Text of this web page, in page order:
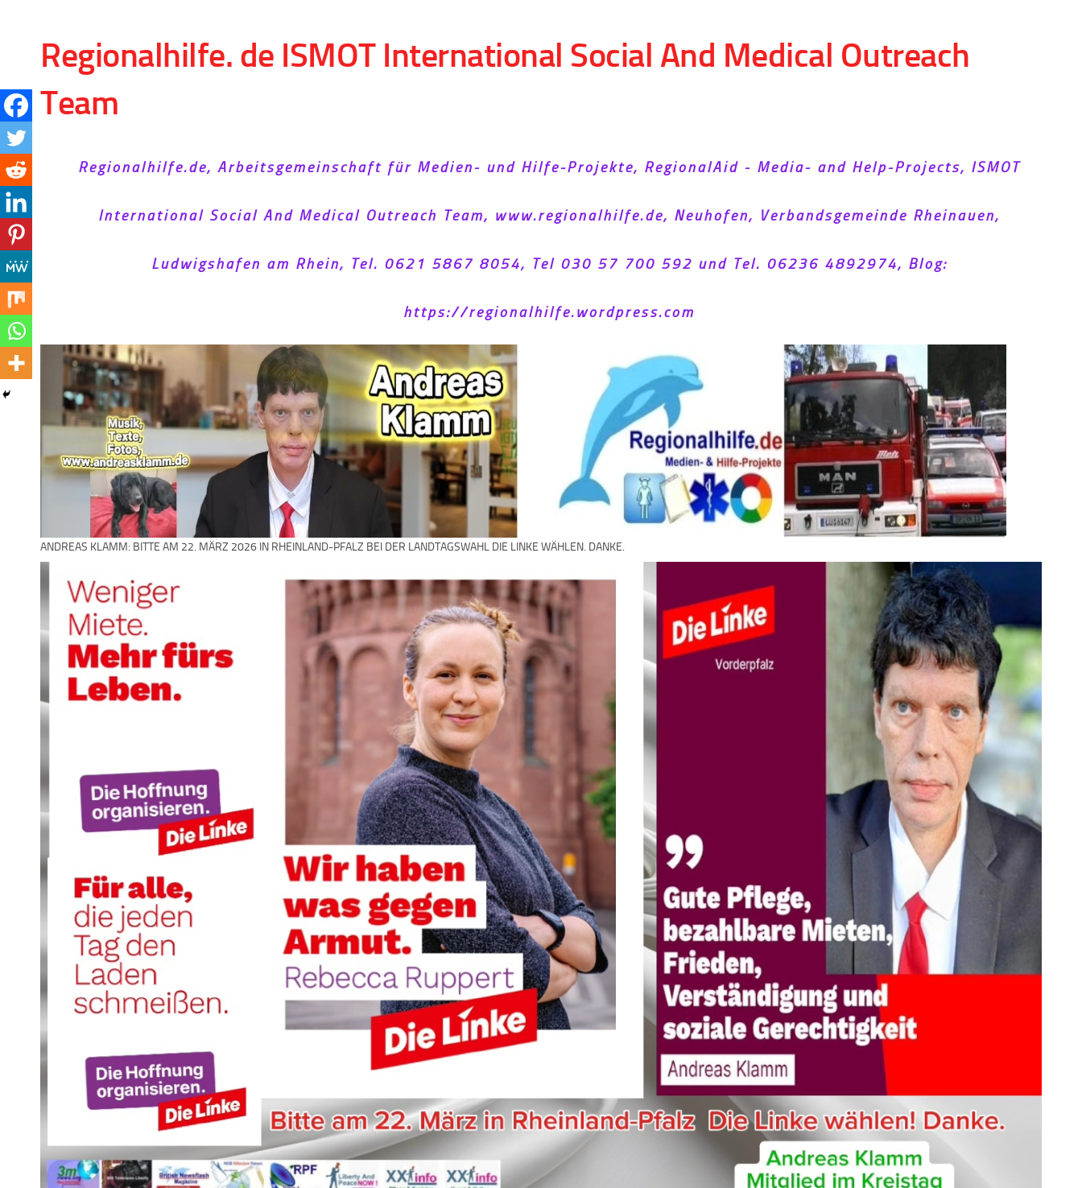
Regionalhilfe. de ISMOT International Social And Medical Outreach
Team
Regionalhilfe.de, Arbeitsgemeinschaft für Medien- und Hilfe-Projekte, RegionalAid - Media- and Help-Projects, ISMOT
International Social And Medical Outreach Team, www.regionalhilfe.de, Neuhofen, Verbandsgemeinde Rheinauen,
Ludwigshafen am Rhein, Tel. 0621 5867 8054, Tel 030 57 700 592 und Tel. 06236 4892974, Blog:
https://regionalhilfe.wordpress.com
ANDREAS KLAMM: BITTE AM 22. MÄRZ 2026 IN RHEINLAND-PFALZ BEI DER LANDTAGSWAHL DIE LINKE WÄHLEN. DANKE.